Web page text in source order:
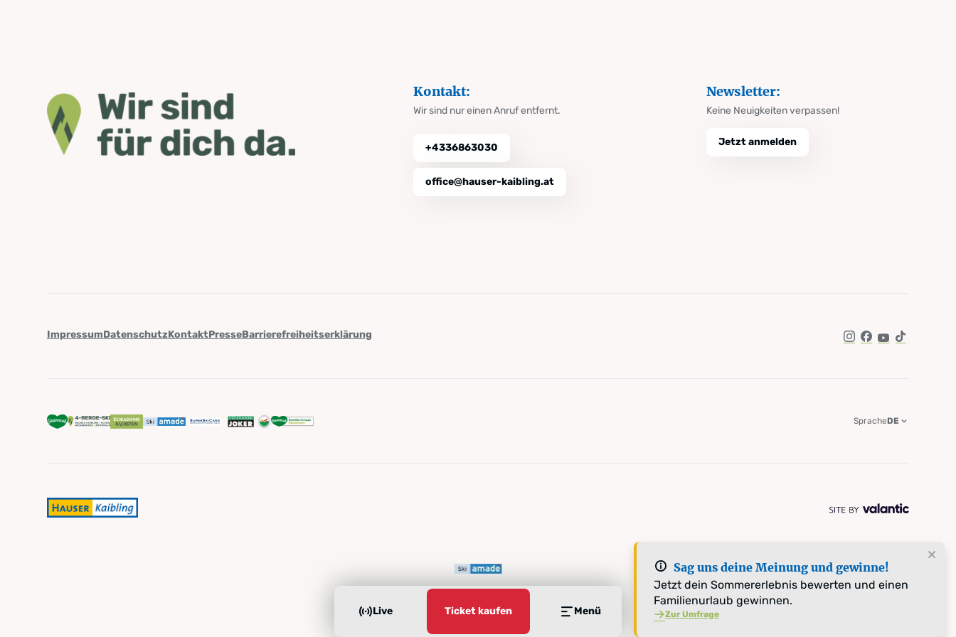
Live Ticket kaufen Menü
Sag uns deine Meinung und gewinne!
Jetzt dein Sommererlebnis bewerten und einen
Familienurlaub gewinnen.
Zur Umfrage
Kontakt:
Wir sind nur einen Anruf entfernt.
+4336863030
office@hauser-kaibling.at
Newsletter:
Keine Neuigkeiten verpassen!
Jetzt anmelden
ImpressumDatenschutzKontaktPresseBarrierefreiheitserklärung
Instagram
Facebook
YouTube
TikTok
SpracheDE